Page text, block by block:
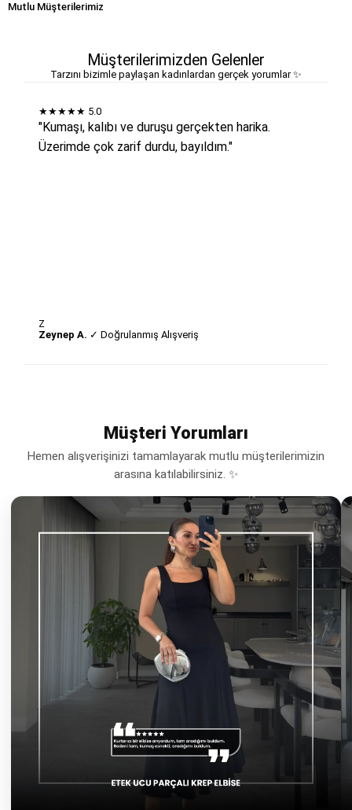
Mutlu Müşterilerimiz
Müşterilerimizden Gelenler
Tarzını bizimle paylaşan kadınlardan gerçek yorumlar ✨
★★★★★ 5.0
"Kumaşı, kalıbı ve duruşu gerçekten harika.
Üzerimde çok zarif durdu, bayıldım."
Z
Zeynep A. ✓ Doğrulanmış Alışveriş
Müşteri Yorumları
Hemen alışverişinizi tamamlayarak mutlu müşterilerimizin
arasına katılabilirsiniz. ✨